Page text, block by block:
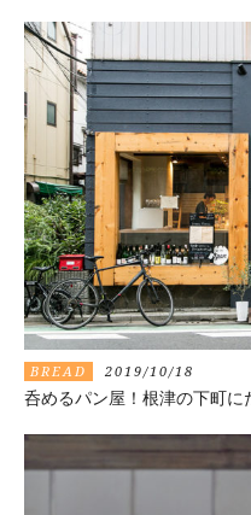
BREAD 2019/10/18
呑めるパン屋！根津の下町に